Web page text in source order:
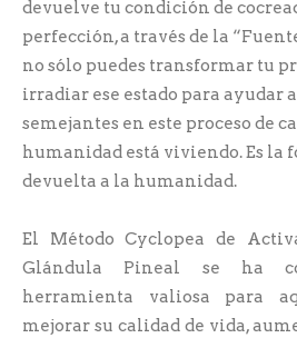
devuelve tu condición de
perfección, a través de la
no sólo puedes transformar tu
irradiar ese estado para ayudar
semejantes en este proceso de
humanidad está viviendo. Es la
devuelta a la humanidad.
El Método Cyclopea de
Glándula Pineal se ha
herramienta valiosa para
mejorar su calidad de vida,